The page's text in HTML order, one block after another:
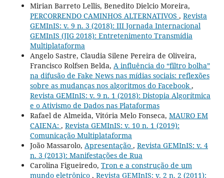
Mirian Barreto Lellis, Benedito Dielcio Moreira,
PERCORRENDO CAMINHOS ALTERNATIVOS , Revista
GEMInIS: v. 9 n. 3 (2018): III Jornada Internacional
GEMInIS (JIG 2018): Entretenimento Transmídia
Multiplataforma
Angelo Sastre, Claudia Silene Pereira de Oliveira,
Francisco Rolfsen Belda, A influência do “filtro bolha”
na difusão de Fake News nas mídias sociais: reflexões
sobre as mudanças nos algoritmos do Facebook ,
Revista GEMInIS: v. 9 n. 1 (2018): Distopia Algorítmica
e o Ativismo de Dados nas Plataformas
Rafael de Almeida, Vitória Melo Fonseca, MAURO EM
CAIENA: , Revista GEMInIS: v. 10 n. 1 (2019):
Comunicação Multiplataforma
João Massarolo, Apresentação , Revista GEMInIS: v. 4
n. 3 (2013): Manifestações de Rua
Carolina Figueiredo, Tron e a construção de um
mundo eletrônico , Revista GEMInIS: v. 2 n. 2 (2011):